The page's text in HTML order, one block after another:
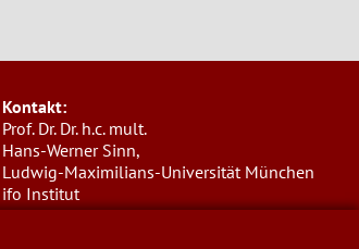
Kontakt:
Prof. Dr. Dr. h.c. mult.
Hans-Werner Sinn,
Ludwig-Maximilians-Universität München
ifo Institut
Poschingerstr. 5, 81679 München